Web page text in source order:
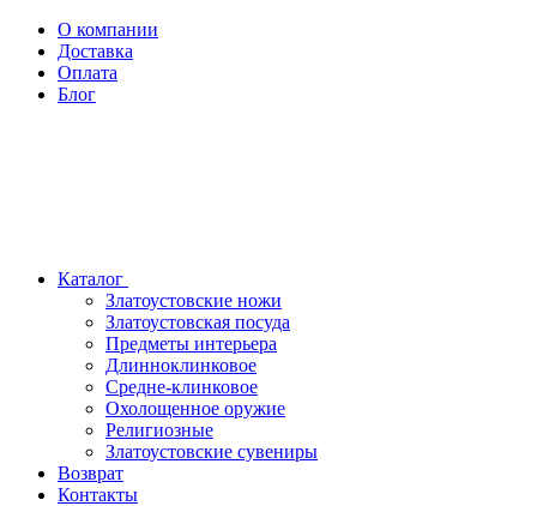
О компании
Доставка
Оплата
Блог
Каталог
Златоустовские ножи
Златоустовская посуда
Предметы интерьера
Длинноклинковое
Средне-клинковое
Охолощенное оружие
Религиозные
Златоустовские сувениры
Возврат
Контакты